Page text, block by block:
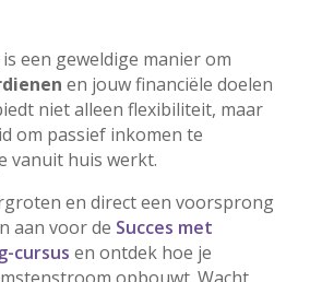
een geweldige manier om
en jouw financiële doelen
niet alleen flexibiliteit, maar
om passief inkomen te
vanuit huis werkt.
en direct een voorsprong
aan voor de Succes met
cursus en ontdek hoe je